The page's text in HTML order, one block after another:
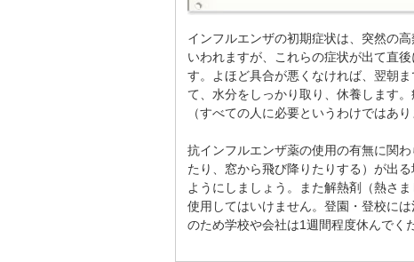
インフルエンザの初期症状は、突然の
いわれますが、これらの症状が出て直
す。よほど具合が悪くなければ、翌朝
て、水分をしっかり取り、休養します
（すべての人に必要というわけではあり
抗インフルエンザ薬の使用の有無に関
たり、窓から飛び降りたりする）が出
ようにしましょう。また解熱剤（熱さ
使用してはいけません。登園・登校に
のため学校や会社は1週間程度休んでく